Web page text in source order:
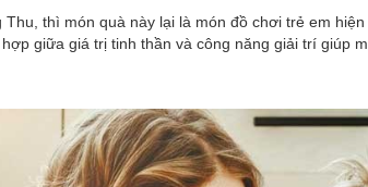
thì món quà này lại là món đồ chơi trẻ em
giữa giá trị tinh thần và công năng giải trí giúp